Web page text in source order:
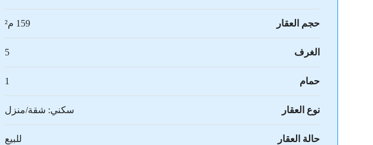
حجم العقار 159 م²
الغرف 5
حمام 1
نوع العقار سكني: شقة/منزل
حالة العقار للبيع